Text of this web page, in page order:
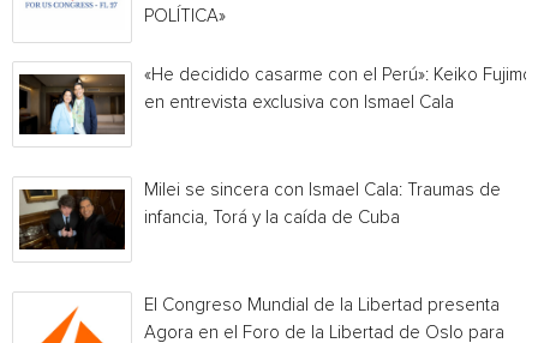
POLÍTICA»
«He decidido casarme con el Perú»: Keiko
en entrevista exclusiva con Ismael Cala
Milei se sincera con Ismael Cala: Traumas de
infancia, Torá y la caída de Cuba
El Congreso Mundial de la Libertad presenta
Agora en el Foro de la Libertad de Oslo para